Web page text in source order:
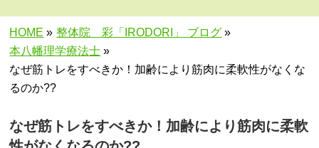
HOME » 整体院 彩「IRODORI」 ブログ »
本八幡理学療法士 »
なぜ筋トレをすべきか！加齢により筋肉に柔軟性がなくな
るのか??
なぜ筋トレをすべきか！加齢により筋肉に柔軟